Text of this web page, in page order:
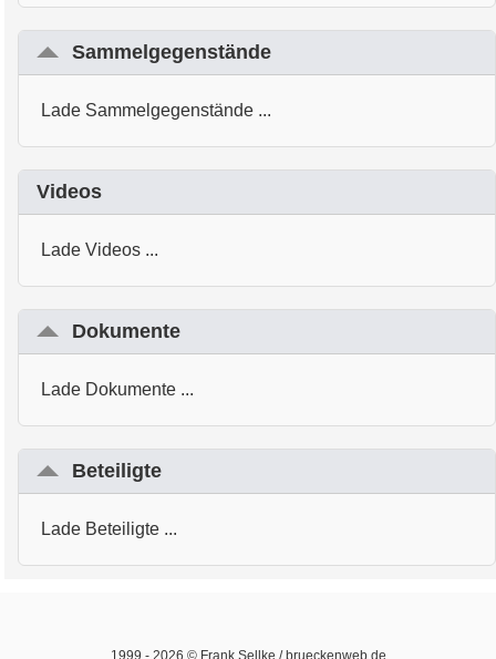
Sammelgegenstände
Lade Sammelgegenstände ...
Videos
Lade Videos ...
Dokumente
Lade Dokumente ...
Beteiligte
Lade Beteiligte ...
1999 - 2026 © Frank Sellke / brueckenweb.de